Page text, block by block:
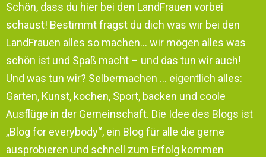
Schön, dass du hier bei den LandFrauen vorbei
schaust! Bestimmt fragst du dich was wir bei den
LandFrauen alles so machen… wir mögen alles was
schön ist und Spaß macht – und das tun wir auch!
Und was tun wir? Selbermachen … eigentlich alles:
Garten, Kunst, kochen, Sport, backen und coole
Ausflüge in der Gemeinschaft. Die Idee des Blogs ist
„Blog for everybody“, ein Blog für alle die gerne
ausprobieren und schnell zum Erfolg kommen